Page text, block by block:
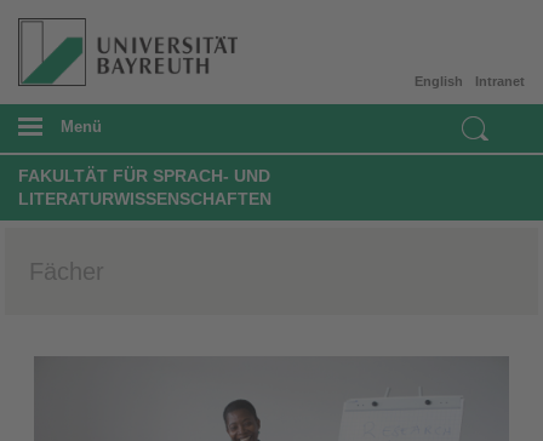
Intranet
English
Menü
FAKULTÄT FÜR SPRACH- UND
LITERATURWISSENSCHAFTEN
Fächer